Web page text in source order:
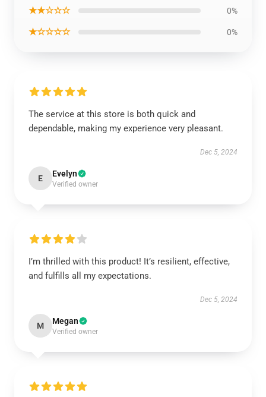
★★☆☆☆ 0%
★☆☆☆☆ 0%
The service at this store is both quick and
dependable, making my experience very pleasant.
Dec 5, 2024
E Evelyn
Verified owner
I’m thrilled with this product! It’s resilient, effective,
and fulfills all my expectations.
Dec 5, 2024
M Megan
Verified owner